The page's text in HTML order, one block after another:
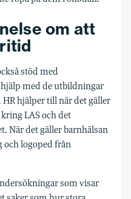
om att
stöd med
med de utbildningar
hjälper till när det gäller
LAS och det
När det gäller barnhälsan
och logoped från
som visar